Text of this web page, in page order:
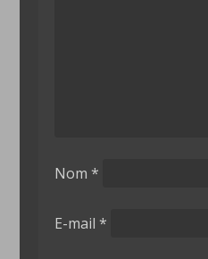
Nom *
E-mail *